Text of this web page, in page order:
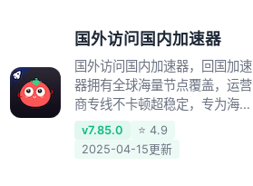
国外访问国内加速器
国外访问国内加速器，回国加速
器拥有全球海量节点覆盖，运营
商专线不卡顿超稳定，专为海外
华人和留学生打造，帮助海外华
人免除地域限制，随时高速稳定
v7.85.0
⭐ 4.9
2025-04-15更新